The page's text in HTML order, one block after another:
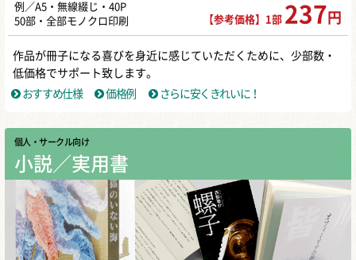
例／A5・無線綴じ・40P
50部・全部モノクロ印刷
【参考価格】1部 237 円
作品が冊子になる喜びを身近に感じていただくために、少部数・
低価格でサポート致します。
おすすめ仕様
価格例 さらに安くきれいに！
個人・サークル向け
小説／実用書